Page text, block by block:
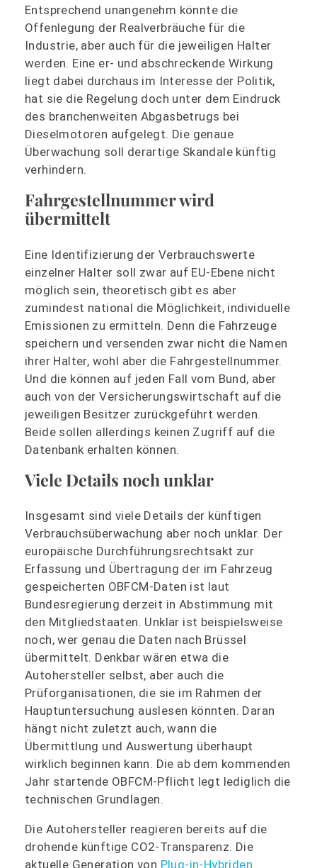
Entsprechend unangenehm könnte die
Offenlegung der Realverbräuche für die
Industrie, aber auch für die jeweiligen Halter
werden. Eine er- und abschreckende Wirkung
liegt dabei durchaus im Interesse der Politik,
hat sie die Regelung doch unter dem Eindruck
des branchenweiten Abgasbetrugs bei
Dieselmotoren aufgelegt. Die genaue
Überwachung soll derartige Skandale künftig
verhindern.
Fahrgestellnummer wird
übermittelt
Eine Identifizierung der Verbrauchswerte
einzelner Halter soll zwar auf EU-Ebene nicht
möglich sein, theoretisch gibt es aber
zumindest national die Möglichkeit, individuelle
Emissionen zu ermitteln. Denn die Fahrzeuge
speichern und versenden zwar nicht die Namen
ihrer Halter, wohl aber die Fahrgestellnummer.
Und die können auf jeden Fall vom Bund, aber
auch von der Versicherungswirtschaft auf die
jeweiligen Besitzer zurückgeführt werden.
Beide sollen allerdings keinen Zugriff auf die
Datenbank erhalten können.
Viele Details noch unklar
Insgesamt sind viele Details der künftigen
Verbrauchsüberwachung aber noch unklar. Der
europäische Durchführungsrechtsakt zur
Erfassung und Übertragung der im Fahrzeug
gespeicherten OBFCM-Daten ist laut
Bundesregierung derzeit in Abstimmung mit
den Mitgliedstaaten. Unklar ist beispielsweise
noch, wer genau die Daten nach Brüssel
übermittelt. Denkbar wären etwa die
Autohersteller selbst, aber auch die
Prüforganisationen, die sie im Rahmen der
Hauptuntersuchung auslesen könnten. Daran
hängt nicht zuletzt auch, wann die
Übermittlung und Auswertung überhaupt
wirklich beginnen kann. Die ab dem kommenden
Jahr startende OBFCM-Pflicht legt lediglich die
technischen Grundlagen.
Die Autohersteller reagieren bereits auf die
drohende künftige CO2-Transparenz. Die
aktuelle Generation von Plug-in-Hybriden